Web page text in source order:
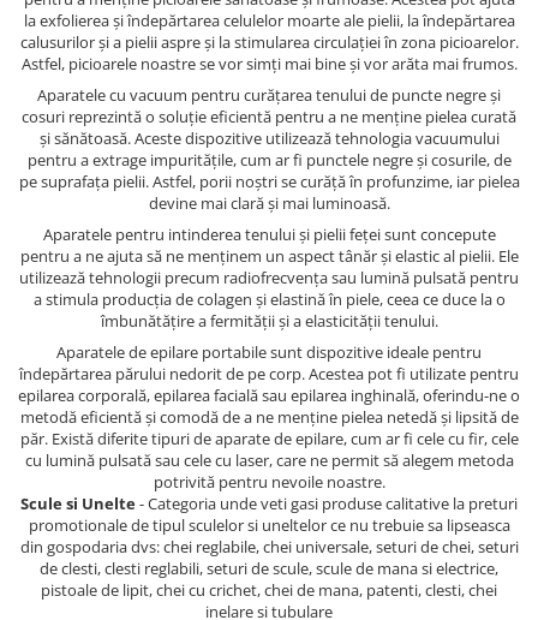
la exfolierea și îndepărtarea celulelor moarte ale pielii, la îndepărtarea
calusurilor și a pielii aspre și la stimularea circulației în zona picioarelor.
Astfel, picioarele noastre se vor simți mai bine și vor arăta mai frumos.
Aparatele cu vacuum pentru curățarea tenului de puncte negre și
cosuri reprezintă o soluție eficientă pentru a ne menține pielea curată
și sănătoasă. Aceste dispozitive utilizează tehnologia vacuumului
pentru a extrage impuritățile, cum ar fi punctele negre și cosurile, de
pe suprafața pielii. Astfel, porii noștri se curăță în profunzime, iar pielea
devine mai clară și mai luminoasă.
Aparatele pentru intinderea tenului și pielii feței sunt concepute
pentru a ne ajuta să ne menținem un aspect tânăr și elastic al pielii. Ele
utilizează tehnologii precum radiofrecvența sau lumină pulsată pentru
a stimula producția de colagen și elastină în piele, ceea ce duce la o
îmbunătățire a fermității și a elasticității tenului.
Aparatele de epilare portabile sunt dispozitive ideale pentru
îndepărtarea părului nedorit de pe corp. Acestea pot fi utilizate pentru
epilarea corporală, epilarea facială sau epilarea inghinală, oferindu-ne o
metodă eficientă și comodă de a ne menține pielea netedă și lipsită de
păr. Există diferite tipuri de aparate de epilare, cum ar fi cele cu fir, cele
cu lumină pulsată sau cele cu laser, care ne permit să alegem metoda
potrivită pentru nevoile noastre.
Scule si Unelte- Categoria unde veti gasi produse calitative la preturi
promotionale de tipul sculelor si uneltelor ce nu trebuie sa lipseasca
din gospodaria dvs: chei reglabile, chei universale, seturi de chei, seturi
de clesti, clesti reglabili, seturi de scule, scule de mana si electrice,
pistoale de lipit, chei cu crichet, chei de mana, patenti, clesti, chei
inelare si tubulare